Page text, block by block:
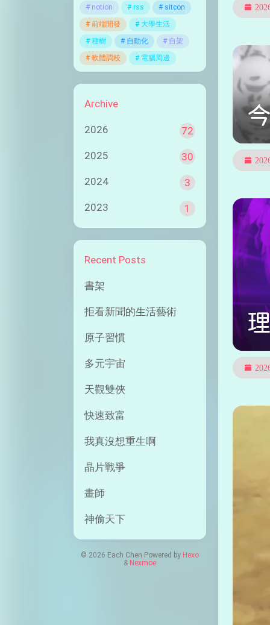
notion
rss
sitcon
前端開發
大學生活
種樹
自動化
自架
軟體調校
電腦周邊
Archive
2026 72
2025 30
2024 3
2023 1
Recent Posts
書架
拒看新聞的生活藝術
原子習慣
多元宇宙
天觀雙俠
快速致富
我真沒想重生啊
晶片戰爭
畫師
神偷天下
© 2026 Each Chen Powered by Hexo
& Nexmoe